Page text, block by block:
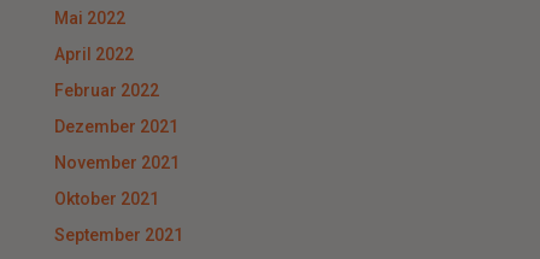
Mai 2022
April 2022
Februar 2022
Dezember 2021
November 2021
Oktober 2021
September 2021